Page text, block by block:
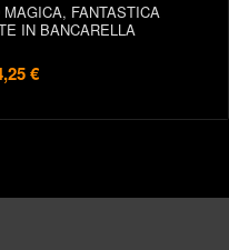
FANTASTICA
IN BANCARELLA
€